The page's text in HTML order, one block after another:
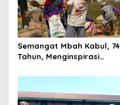
Semangat Mbah Kabul, 74
Tahun, Menginspirasi
Jembatan Garuda